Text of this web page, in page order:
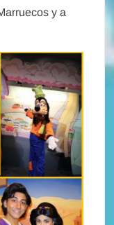
y a